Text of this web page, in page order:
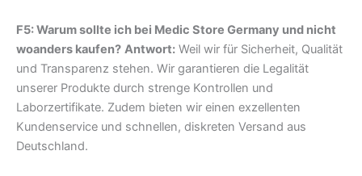
F5: Warum sollte ich bei Medic Store Germany und nicht
woanders kaufen? Antwort: Weil wir für Sicherheit, Qualität
und Transparenz stehen. Wir garantieren die Legalität
unserer Produkte durch strenge Kontrollen und
Laborzertifikate. Zudem bieten wir einen exzellenten
Kundenservice und schnellen, diskreten Versand aus
Deutschland.